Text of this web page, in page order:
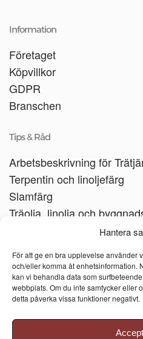
Hantera
För att ge en bra upplevelse använder
och/eller komma åt enhetsinformation.
kan vi behandla data som
webbplats. Om du inte samtycker eller
detta påverka vissa funktioner negativt.
Information
Företaget
Köpvillkor
GDPR
Branschen
Tips & Råd
Arbetsbeskrivning för
Terpentin och linoljefärg
Slamfärg
Träolja, linolja och